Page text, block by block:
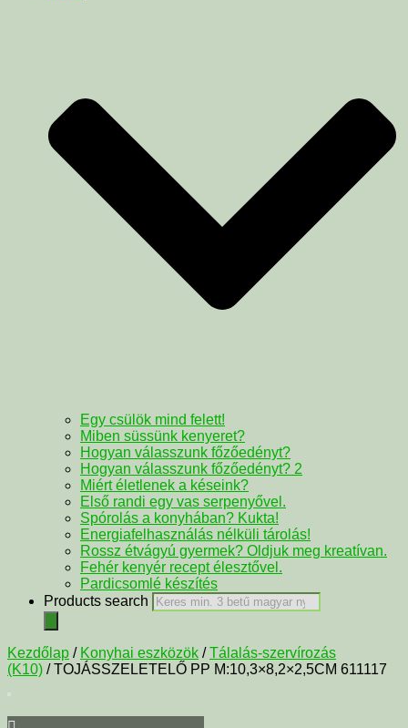
Egy csülök mind felett!
Miben süssünk kenyeret?
Hogyan válasszunk főzőedényt?
Hogyan válasszunk főzőedényt? 2
Miért életlenek a késeink?
Első randi egy vas serpenyővel.
Spórolás a konyhában? Kukta!
Energiafelhasználás nélküli tárolás!
Rossz étvágyú gyermek? Oldjuk meg kreatívan.
Fehér kenyér recept élesztővel.
Pardicsomlé készítés
Products search
Kezdőlap / Konyhai eszközök /Tálalás-szervírozás
(K10) / TOJÁSSZELETELŐ PP M:10,3×8,2×2,5CM 611117